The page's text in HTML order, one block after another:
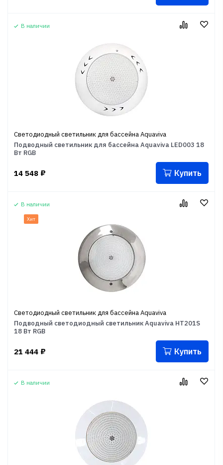
В наличии
Светодиодный светильник для бассейна Aquaviva
Подводный светильник для бассейна Aquaviva LED003 18
Вт RGB
14 548 ₽ Купить
В наличии
Хит
Светодиодный светильник для бассейна Aquaviva
Подводный светодиодный светильник Aquaviva HT201S
18 Вт RGB
21 444 ₽ Купить
В наличии